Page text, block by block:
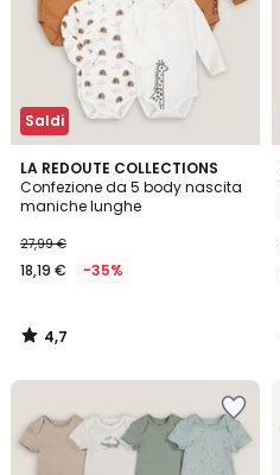
Saldi
LA REDOUTE COLLECTIONS
Confezione da 5 body nascita
maniche lunghe
27,99 €
18,19 € -35%
4,7
/ 5
4,7
/